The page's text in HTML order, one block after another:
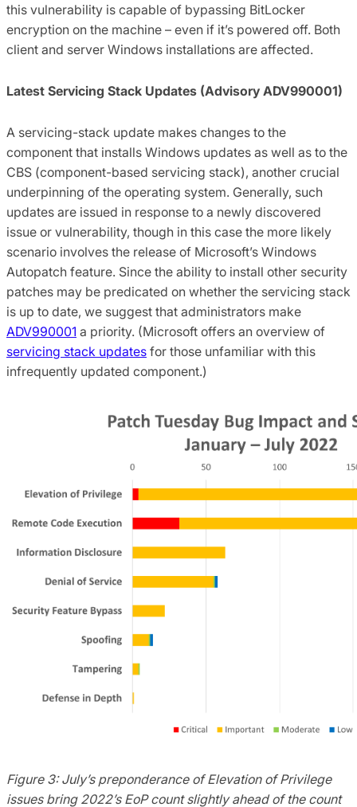
this vulnerability is capable of bypassing BitLocker
encryption on the machine – even if it’s powered off. Both
client and server Windows installations are affected.
Latest Servicing Stack Updates (Advisory ADV990001)
A servicing-stack update makes changes to the
component that installs Windows updates as well as to the
CBS (component-based servicing stack), another crucial
underpinning of the operating system. Generally, such
updates are issued in response to a newly discovered
issue or vulnerability, though in this case the more likely
scenario involves the release of Microsoft’s Windows
Autopatch feature. Since the ability to install other security
patches may be predicated on whether the servicing stack
is up to date, we suggest that administrators make
ADV990001 a priority. (Microsoft offers an overview of
servicing stack updates for those unfamiliar with this
infrequently updated component.)
Figure 3: July’s preponderance of Elevation of Privilege
issues bring2022’s EoPcount slightly ahead of the count